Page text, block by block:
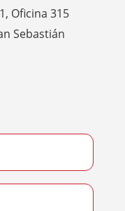
Oficina 315
Sebastián